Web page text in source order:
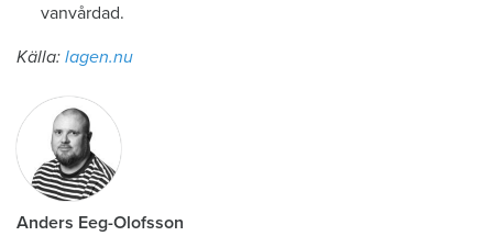
vanvårdad.
Källa: lagen.nu
Anders Eeg-Olofsson